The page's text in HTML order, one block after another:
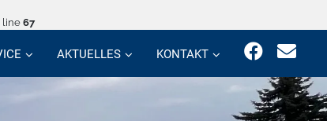
line 67
AKTUELLES KONTAKT